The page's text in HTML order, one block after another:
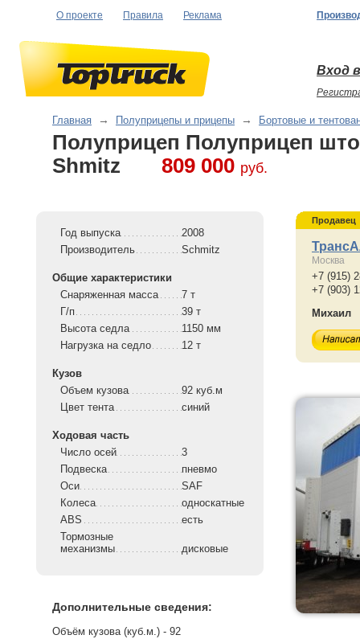
О проекте Правила Реклама
Вход
Главная → Полуприцепы и прицепы → Бортовые и
Полуприцеп Полуприцеп
Shmitz
809 000 руб.
Год выпуска
2008
Производитель
Schmitz
Общие характеристики
Снаряженная масса
7 т
Г/п
39 т
Высота седла
1150 мм
Нагрузка на седло
12 т
Кузов
Объем кузова
92 куб.м
Цвет тента
синий
Ходовая часть
Число осей
3
Подвеска
пневмо
Оси
SAF
Колеса
односкатные
ABS
есть
Тормозные
механизмы
дисковые
Дополнительные сведения:
Объём кузова (куб.м.) - 92
Продавец
Москва
+7 (915)
+7 (903)
Михаил